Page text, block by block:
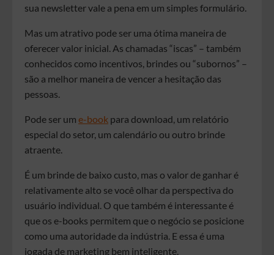
sua newsletter vale a pena em um simples formulário.
Mas um atrativo pode ser uma ótima maneira de
oferecer valor inicial. As chamadas “iscas” – também
conhecidos como incentivos, brindes ou “subornos” –
são a melhor maneira de vencer a hesitação das
pessoas.
Pode ser um e-book para download, um relatório
especial do setor, um calendário ou outro brinde
atraente.
É um brinde de baixo custo, mas o valor de ganhar é
relativamente alto se você olhar da perspectiva do
usuário individual. O que também é interessante é
que os e-books permitem que o negócio se posicione
como uma autoridade da indústria. E essa é uma
jogada de marketing bem inteligente.